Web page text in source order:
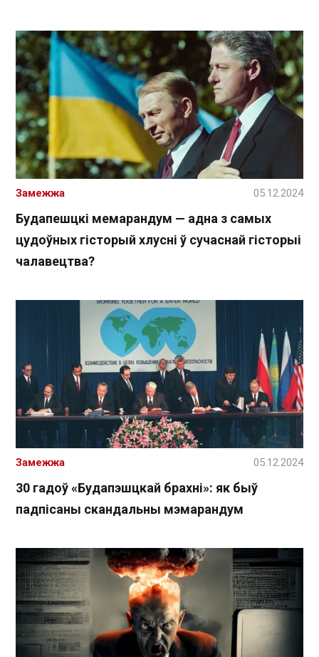
Будапешцкі мемарандум — адна з самых
цудоўных гісторый хлусні ў сучаснай гісторыі
чалавецтва?
Замежжа 05.12.2024
30 гадоў «Будапэшцкай брахні»: як быў
падпісаны скандальны мэмарандум
Замежжа 05.12.2024